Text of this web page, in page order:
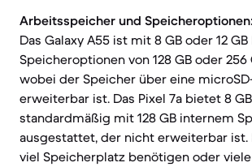
Arbeitsspeicher und Speicheroptionen:
Das Galaxy A55 ist mit 8 GB oder 12 GB
Speicheroptionen von 128 GB oder 256
wobei der Speicher über eine
erweiterbar ist. Das Pixel 7a bietet 8
standardmäßig mit 128 GB internem
ausgestattet, der nicht erweiterbar ist.
viel Speicherplatz benötigen oder